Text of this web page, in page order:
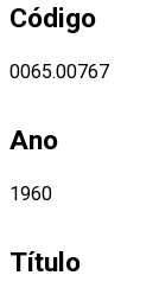
Código
0065.00767
Ano
1960
Título